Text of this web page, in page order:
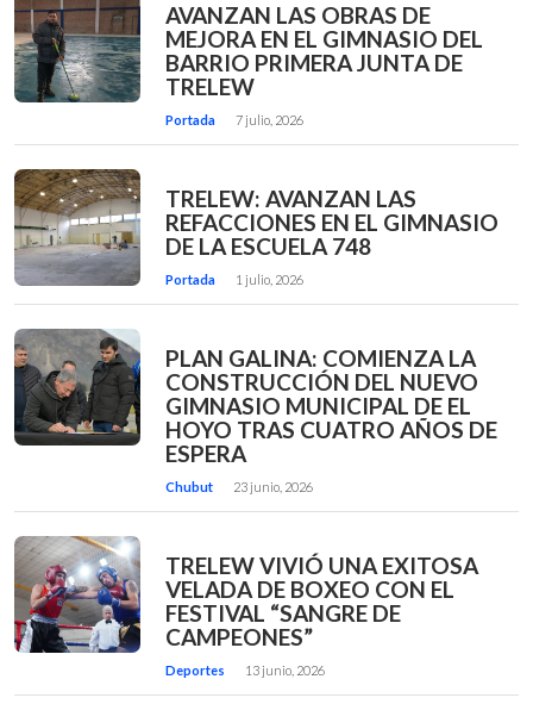
AVANZAN LAS OBRAS DE
MEJORA EN EL GIMNASIO DEL
BARRIO PRIMERA JUNTA DE
TRELEW
Portada 7 julio, 2026
TRELEW: AVANZAN LAS
REFACCIONES EN EL GIMNASIO
DE LA ESCUELA 748
Portada 1 julio, 2026
PLAN GALINA: COMIENZA LA
CONSTRUCCIÓN DEL NUEVO
GIMNASIO MUNICIPAL DE EL
HOYO TRAS CUATRO AÑOS DE
ESPERA
Chubut 23 junio, 2026
TRELEW VIVIÓ UNA EXITOSA
VELADA DE BOXEO CON EL
FESTIVAL “SANGRE DE
CAMPEONES”
Deportes 13 junio, 2026